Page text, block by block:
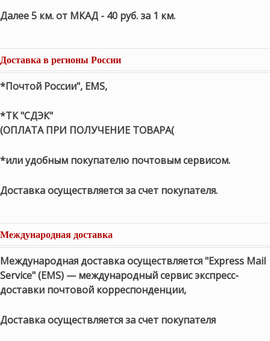
Далее 5 км. от МКАД - 40 руб. за 1 км.
Доставка в регионы России
*Почтой России", EMS,
*ТК "СДЭК"
(ОПЛАТА ПРИ ПОЛУЧЕНИЕ ТОВАРА(
*или удобным покупателю почтовым сервисом.
Доставка осуществляется за счет покупателя.
Международная доставка
Международная доставка осуществляется "Express Mail
Service" (EMS) — международный сервис экспресс-
доставки почтовой корреспонденции,
Доставка осуществляется за счет покупателя